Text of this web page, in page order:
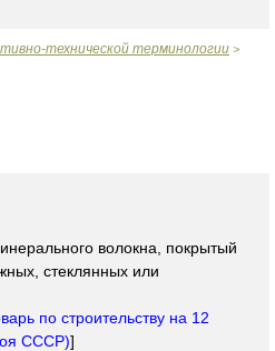
технической терминологии >
волокна, покрытый
стеклянных или
по строительству на 12
СССР)]